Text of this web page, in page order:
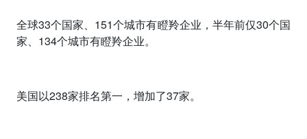
全球33个国家、 151个城市有瞪羚企业，半年前仅30个国
家、 134个城市有瞪羚企业。
美国以238家排名第一，增加了37家。